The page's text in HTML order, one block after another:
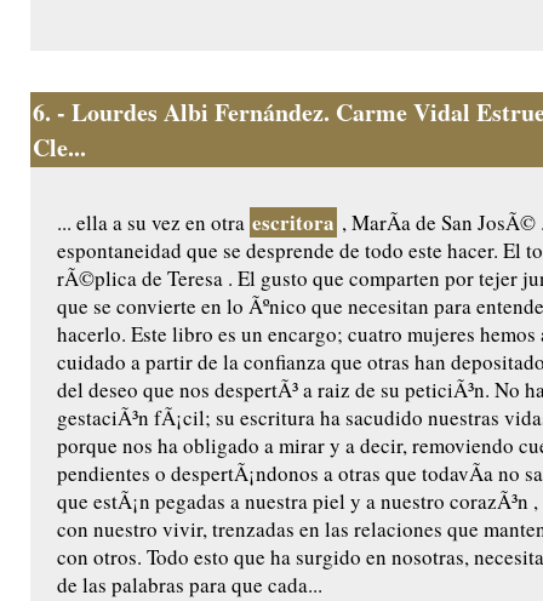
6. - Lourdes Albi Fernández. Carme Vidal
Cle...
... ella a su vez en otra escritora , MarÃ­a de San JosÃ©
espontaneidad que se desprende de todo este hacer. El
rÃ©plica de Teresa . El gusto que comparten por tejer
que se convierte en lo Ãºnico que necesitan para
hacerlo. Este libro es un encargo; cuatro mujeres hemos
cuidado a partir de la confianza que otras han
del deseo que nos despertÃ³ a raiz de su peticiÃ³n. No
gestaciÃ³n fÃ¡cil; su escritura ha sacudido nuestras
porque nos ha obligado a mirar y a decir, removiendo
pendientes o despertÃ¡ndonos a otras que todavÃ­a no
que estÃ¡n pegadas a nuestra piel y a nuestro corazÃ³n
con nuestro vivir, trenzadas en las relaciones que
con otros. Todo esto que ha surgido en nosotras,
de las palabras para que cada...